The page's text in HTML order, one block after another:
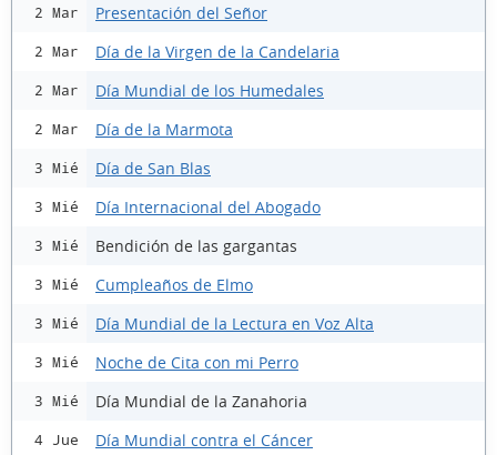
2 Mar Presentación del Señor
2 Mar Día de la Virgen de la Candelaria
2 Mar Día Mundial de los Humedales
2 Mar Día de la Marmota
3 Mié Día de San Blas
3 Mié Día Internacional del Abogado
3 Mié Bendición de las gargantas
3 Mié Cumpleaños de Elmo
3 Mié Día Mundial de la Lectura en Voz Alta
3 Mié Noche de Cita con mi Perro
3 Mié Día Mundial de la Zanahoria
4 Jue Día Mundial contra el Cáncer